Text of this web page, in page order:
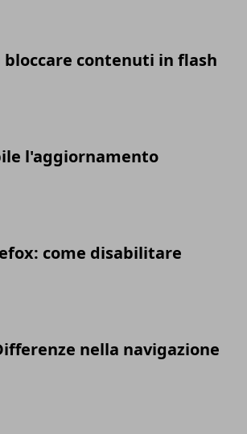
bloccare contenuti in flash
l'aggiornamento
come disabilitare
nella navigazione